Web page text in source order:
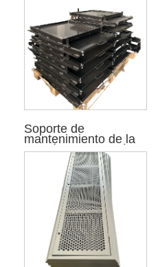
Soporte de
mantenimiento de la
batería del automóvil